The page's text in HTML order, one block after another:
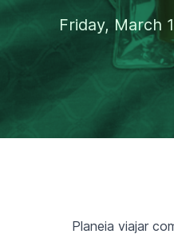
Friday, March
Planeia viajar